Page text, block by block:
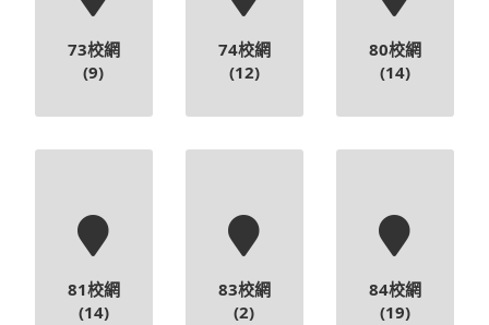
73校網
(9)
74校網
(12)
80校網
(14)
81校網
(14)
83校網
(2)
84校網
(19)